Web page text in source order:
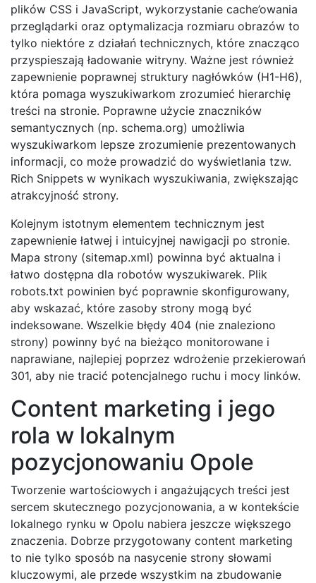
plików CSS i JavaScript, wykorzystanie cache’owania
przeglądarki oraz optymalizacja rozmiaru obrazów to
tylko niektóre z działań technicznych, które znacząco
przyspieszają ładowanie witryny. Ważne jest również
zapewnienie poprawnej struktury nagłówków (H1-H6),
która pomaga wyszukiwarkom zrozumieć hierarchię
treści na stronie. Poprawne użycie znaczników
semantycznych (np. schema.org) umożliwia
wyszukiwarkom lepsze zrozumienie prezentowanych
informacji, co może prowadzić do wyświetlania tzw.
Rich Snippets w wynikach wyszukiwania, zwiększając
atrakcyjność strony.
Kolejnym istotnym elementem technicznym jest
zapewnienie łatwej i intuicyjnej nawigacji po stronie.
Mapa strony (sitemap.xml) powinna być aktualna i
łatwo dostępna dla robotów wyszukiwarek. Plik
robots.txt powinien być poprawnie skonfigurowany,
aby wskazać, które zasoby strony mogą być
indeksowane. Wszelkie błędy 404 (nie znaleziono
strony) powinny być na bieżąco monitorowane i
naprawiane, najlepiej poprzez wdrożenie przekierowań
301, aby nie tracić potencjalnego ruchu i mocy linków.
Content marketing i jego
rola w lokalnym
pozycjonowaniu Opole
Tworzenie wartościowych i angażujących treści jest
sercem skutecznego pozycjonowania, a w kontekście
lokalnego rynku w Opolu nabiera jeszcze większego
znaczenia. Dobrze przygotowany content marketing
to nie tylko sposób na nasycenie strony słowami
kluczowymi, ale przede wszystkim na zbudowanie